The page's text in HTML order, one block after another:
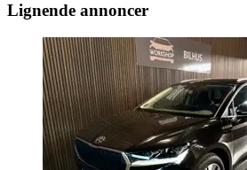
Lignende annoncer